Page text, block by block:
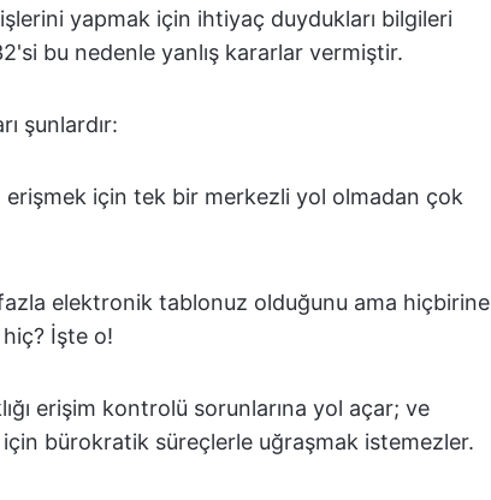
işlerini yapmak için ihtiyaç duydukları bilgileri
bu nedenle yanlış kararlar vermiştir.
şunlardır:
erişmek için tek bir merkezli yol olmadan çok
elektronik tablonuz olduğunu ama hiçbirine
İşte o!
erişim kontrolü sorunlarına yol açar; ve
bürokratik süreçlerle uğraşmak istemezler.